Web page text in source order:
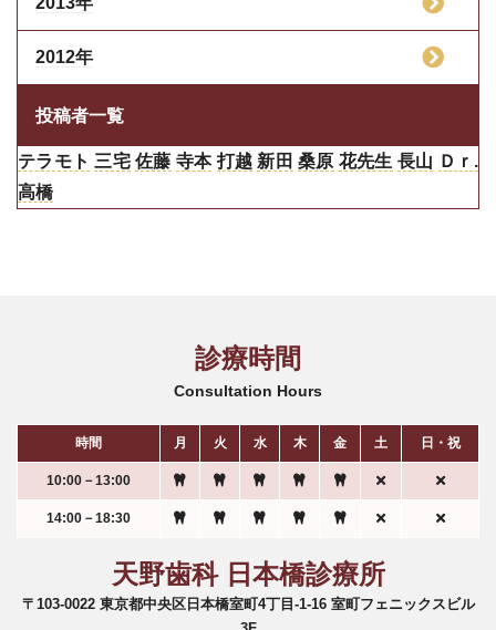
2012年
投稿者一覧
テラモト 三宅 佐藤 寺本 打越 新田 桑原 花先生 長山 Ｄｒ.
高橋
診療時間
Consultation Hours
時間 月 火 水 木 金 土 日・祝
10:00－13:00
14:00－18:30
天野歯科 日本橋診療所
〒103-0022 東京都中央区日本橋室町4丁目-1-16 室町フェニックスビル